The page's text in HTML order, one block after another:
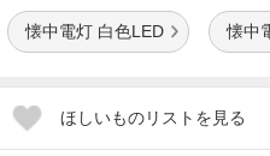
懐中電灯 白色LED 懐中
ほしいものリストを見る